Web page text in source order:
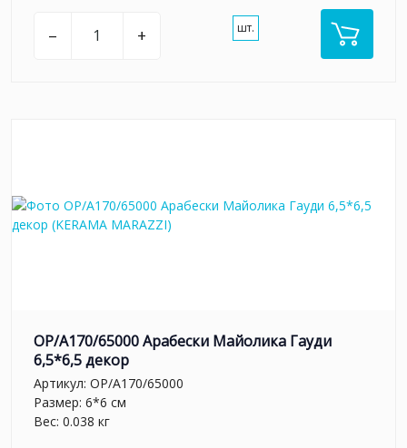
– + шт.
OP/A170/65000 Арабески Майолика Гауди
6,5*6,5 декор
Артикул: OP/A170/65000
Размер: 6*6 см
Вес: 0.038 кг